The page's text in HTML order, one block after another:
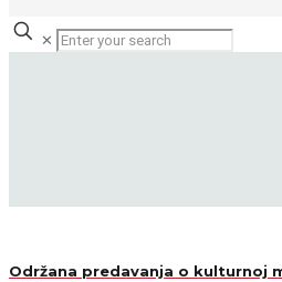
✕
Održana predavanja o kulturnoj